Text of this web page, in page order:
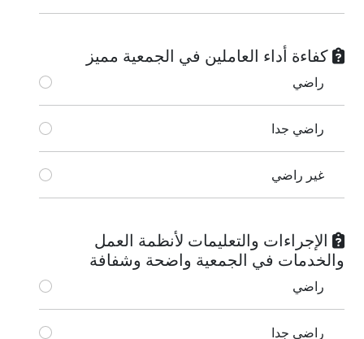
كفاءة أداء العاملين في الجمعية مميز
راضي
راضي جدا
غير راضي
الإجراءات والتعليمات لأنظمة العمل
والخدمات في الجمعية واضحة وشفافة
راضي
راضي جدا